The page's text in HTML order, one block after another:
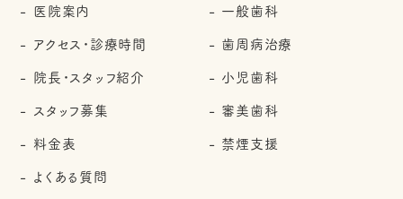
医院案内
アクセス・診療時間
院長・スタッフ紹介
スタッフ募集
料金表
よくある質問
一般歯科
歯周病治療
小児歯科
審美歯科
禁煙支援